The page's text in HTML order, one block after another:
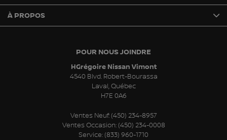
POUR NOUS JOINDRE
HGrégoire Nissan Vimont
4540 Blvd. Robert-Bourassa
Laval,Québec
H7E 0A6
Ventes Neuf: (450) 234-8957
Ventes Occasion: (450) 234-0008
Service: (833) 960-1710
À PROPOS